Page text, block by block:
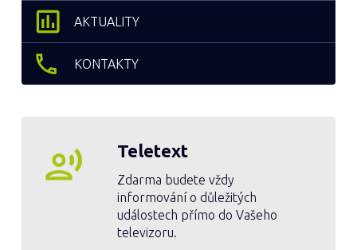
AKTUALITY
KONTAKTY
Teletext
Zdarma budete vždy
informování o důležitých
událostech přímo do Vašeho
televizoru.